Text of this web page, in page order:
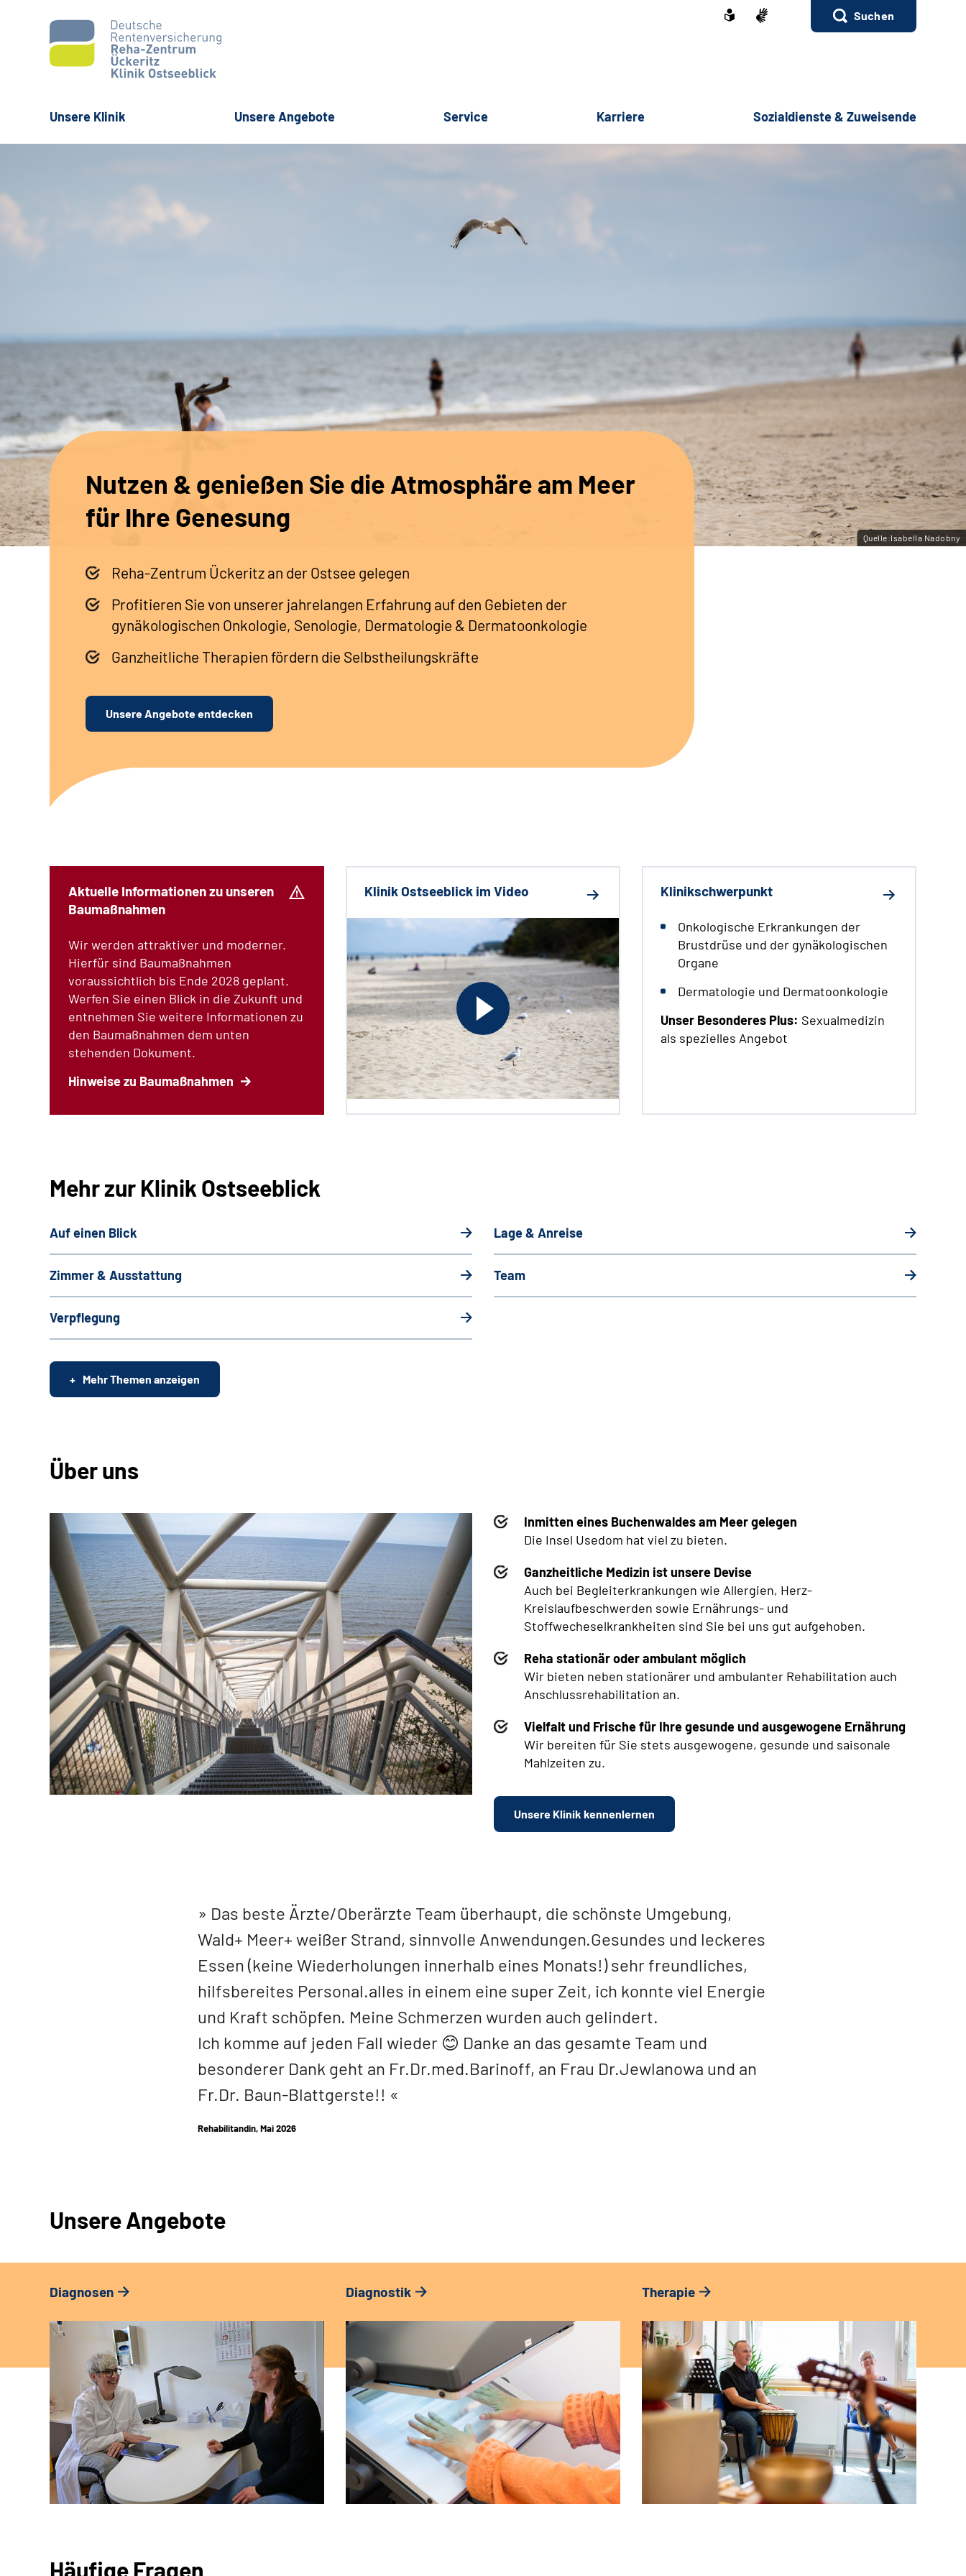
Suchen
Unsere Klinik Unsere Angebote Service Karriere Sozialdienste & Zuweisende
Nutzen & genießen Sie die Atmosphäre am Meer
für Ihre Genesung
Reha-Zentrum Ückeritz an der Ostsee gelegen
Profitieren Sie von unserer jahrelangen Erfahrung auf den Gebieten der
gynäkologischen Onkologie, Senologie, Dermatologie & Dermatoonkologie
Ganzheitliche Therapien fördern die Selbstheilungskräfte
Unsere Angebote entdecken
Quelle:Isabella Nadobny
Aktuelle Informationen zu unseren
Baumaßnahmen
Wir werden attraktiver und moderner.
Hierfür sind Baumaßnahmen
voraussichtlich bis Ende 2028 geplant.
Werfen Sie einen Blick in die Zukunft und
entnehmen Sie weitere Informationen zu
den Baumaßnahmen dem unten
stehenden Dokument.
Hinweise zu Baumaßnahmen
Klinik Ostseeblick im Video Klinikschwerpunkt
Onkologische Erkrankungen der
Brustdrüse und der gynäkologischen
Organe
Dermatologie und Dermatoonkologie
Unser Besonderes Plus: Sexualmedizin
als spezielles Angebot
Mehr zur Klinik Ostseeblick
Auf einen Blick Lage & Anreise
Zimmer & Ausstattung Team
Verpflegung
Mehr Themen anzeigen
Über uns
Inmitten eines Buchenwaldes am Meer gelegen
Die Insel Usedom hat viel zu bieten.
Ganzheitliche Medizin ist unsere Devise
Auch bei Begleiterkrankungen wie Allergien, Herz-
Kreislaufbeschwerden sowie Ernährungs- und
Stoffwecheselkrankheiten sind Sie bei uns gut aufgehoben.
Reha stationär oder ambulant möglich
Wir bieten neben stationärer und ambulanter Rehabilitation auch
Anschlussrehabilitation an.
Vielfalt und Frische für Ihre gesunde und ausgewogene Ernährung
Wir bereiten für Sie stets ausgewogene, gesunde und saisonale
Mahlzeiten zu.
Unsere Klinik kennenlernen
Das beste Ärzte/Oberärzte Team überhaupt, die schönste Umgebung,
Wald+ Meer+ weißer Strand, sinnvolle Anwendungen.Gesundes und leckeres
Essen (keine Wiederholungen innerhalb eines Monats!) sehr freundliches,
hilfsbereites Personal.alles in einem eine super Zeit, ich konnte viel Energie
und Kraft schöpfen. Meine Schmerzen wurden auch gelindert.
Ich komme auf jeden Fall wieder 😊 Danke an das gesamte Team und
besonderer Dank geht an Fr.Dr.med.Barinoff, an Frau Dr.Jewlanowa und an
Fr.Dr. Baun-Blattgerste!!
Rehabilitandin, Mai 2026
Unsere Angebote
Diagnosen Diagnostik Therapie
Häufige Fragen